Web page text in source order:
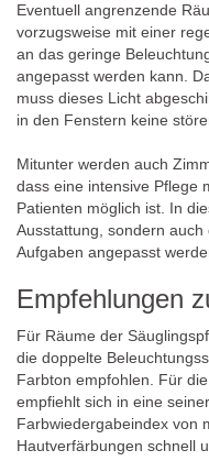
Eventuell angrenzende
vorzugsweise mit einer
an das geringe
angepasst werden kann.
muss dieses Licht
in den Fenstern keine
Mitunter werden auch
dass eine intensive Pflege
Patienten möglich ist. In
Ausstattung, sondern
Aufgaben angepasst
Empfehlungen
Für Räume der
die doppelte
Farbton empfohlen. Für
empfiehlt sich in eine
Farbwiedergabeindex von
Hautverfärbungen schnell